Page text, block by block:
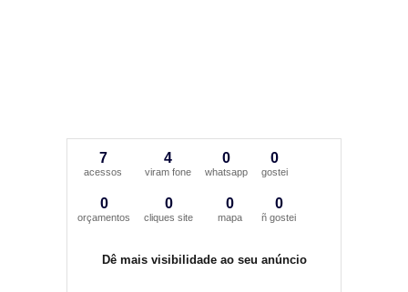
7
acessos
4
viram fone
0
whatsapp
0
gostei
0
orçamentos
0
cliques site
0
mapa
0
ñ gostei
Dê mais visibilidade ao seu anúncio